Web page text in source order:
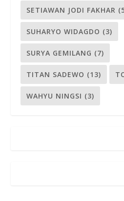
SETIAWAN JODI FAKHAR
SUHARYO WIDAGDO (3)
SURYA GEMILANG (7)
TITAN SADEWO (13)
WAHYU NINGSI (3)